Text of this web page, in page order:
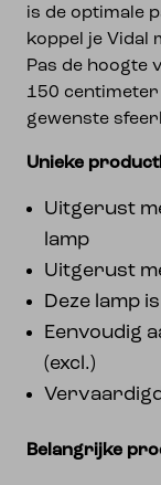
is de optimale
koppel je Vidal
Pas de hoogte
150 centimeter
gewenste
Unieke
Uitgerust
lamp
Uitgerust
Deze lamp
Eenvoudig
(excl.)
Belangrijke